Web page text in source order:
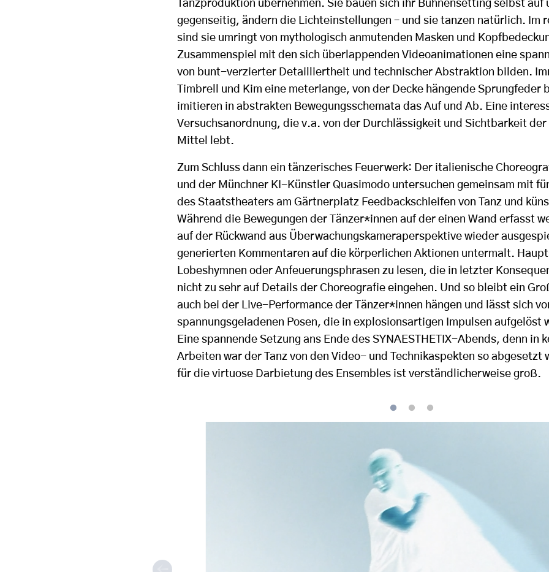
Tanzproduktion übernehmen. Sie bauen sich ihr Bühnensetting selbst auf
gegenseitig, ändern die Lichteinstellungen – und sie tanzen natürlich. Im
sind sie umringt von mythologisch anmutenden Masken und
Zusammenspiel mit den sich überlappenden Videoanimationen eine
von bunt-verzierter Detailliertheit und technischer Abstraktion bilden.
Timbrell und Kim eine meterlange, von der Decke hängende Sprungfeder
imitieren in abstrakten Bewegungsschemata das Auf und Ab. Eine
Versuchsanordnung, die v.a. von der Durchlässigkeit und Sichtbarkeit
Mittel lebt.
Zum Schluss dann ein tänzerisches Feuerwerk: Der italienische
und der Münchner KI-Künstler Quasimodo untersuchen gemeinsam mit
des Staatstheaters am Gärtnerplatz Feedbackschleifen von Tanz und
Während die Bewegungen der Tänzer*innen auf der einen Wand erfasst
auf der Rückwand aus Überwachungskameraperspektive wieder
generierten Kommentaren auf die körperlichen Aktionen untermalt.
Lobeshymnen oder Anfeuerungsphrasen zu lesen, die in letzter
nicht zu sehr auf Details der Choreografie eingehen. Und so bleibt ein
auch bei der Live-Performance der Tänzer*innen hängen und lässt sich
spannungsgeladenen Posen, die in explosionsartigen Impulsen aufgelöst
Eine spannende Setzung ans Ende des SYNAESTHETIX-Abends, denn in
Arbeiten war der Tanz von den Video- und Technikaspekten so abgesetzt
für die virtuose Darbietung des Ensembles ist verständlicherweise groß.